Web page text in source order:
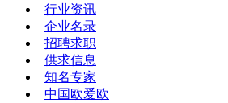
| 行业资讯
| 企业名录
| 招聘求职
| 供求信息
| 知名专家
| 中国欧爱欧